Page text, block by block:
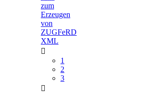
zum
Erzeugen
von
ZUGFeRD
XML
1
2
3